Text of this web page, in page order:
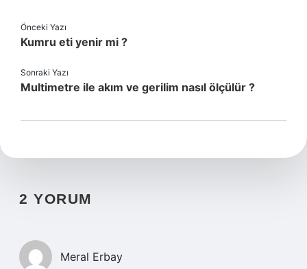
Önceki Yazı
Kumru eti yenir mi ?
Sonraki Yazı
Multimetre ile akım ve gerilim nasıl ölçülür ?
2 YORUM
Meral Erbay